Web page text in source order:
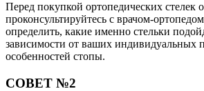
Перед покупкой ортопедических стелек
проконсультируйтесь с врачом-
определить, какие именно стельки
зависимости от ваших индивидуальных
особенностей стопы.
СОВЕТ №2